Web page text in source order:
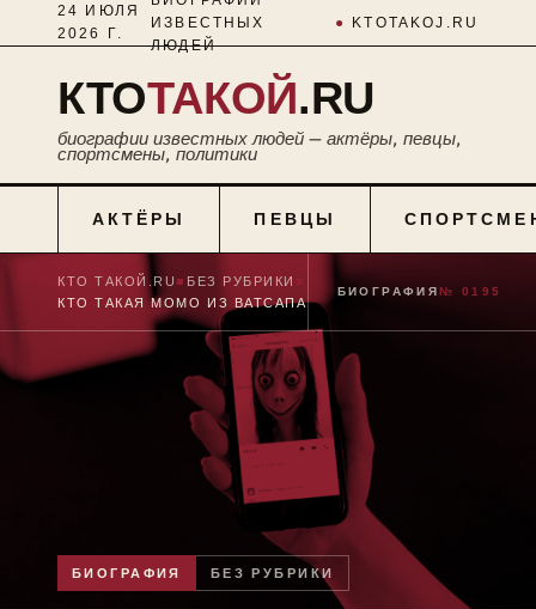
24 ИЮЛЯ
2026 Г.
ИЗВЕСТНЫХ
ЛЮДЕЙ
● KTOTAKOJ.RU
КТОТАКОЙ.RU
биографии известных людей — актёры, певцы,
спортсмены, политики
АКТЁРЫ ПЕВЦЫ
КТО ТАКОЙ.RU ■ БЕЗ РУБРИКИ
КТО ТАКАЯ МОМО ИЗ ВАТСАПА
БИОГРАФИЯ№ 0195
БИОГРАФИЯ БЕЗ РУБРИКИ